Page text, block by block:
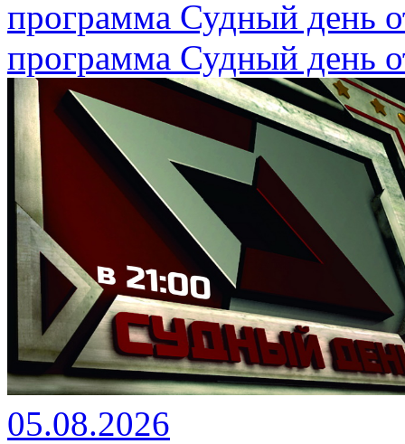
программа Судный день
программа Судный день
05.08.2026